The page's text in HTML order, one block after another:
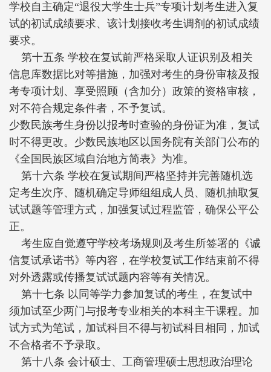
学校自主确定“退役大学生士兵”专项计划考生进入复
试的初试成绩要求、该计划接收考生调剂的初试成绩
要求。
第十五条 学校在复试前严格采取人证识别及相关
信息库数据比对等措施，加强对考生的身份审核及报
考专项计划、享受照顾（含加分）政策的资格审核，
对不符合规定条件者，不予复试。
少数民族考生身份以报考时查验的身份证为准，复试
时不得更改。少数民族地区以国务院有关部门公布的
《全国民族区域自治地方简表》为准。
第十六条 学校在复试期间严格坚持并完善随机选
定考生次序、随机确定导师组组成人员、随机抽取复
试试题等管理方式，加强复试过程监管，确保公平公
正。
考生应自觉遵守学校考场规则及考生所签署的《诚
信复试承诺书》等内容，在学校复试工作结束前不得
对外透露或传播复试试题内容等有关情况。
第十七条 以同等学力参加复试的考生，在复试中
须加试至少两门与报考专业相关的本科主干课程。加
试方式为笔试， 加试科目不得与初试科目相同，加试
不合格者不予录取。
第十八条 会计硕士、工商管理硕士思想政治理论